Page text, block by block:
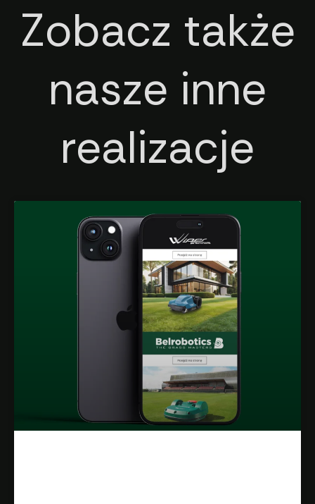
Zobacz także
nasze inne
realizacje